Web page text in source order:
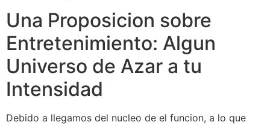
Una Proposicion sobre
Entretenimiento: Algun
Universo de Azar a tu
Intensidad
Debido a llegamos del nucleo de el funcion, a lo que